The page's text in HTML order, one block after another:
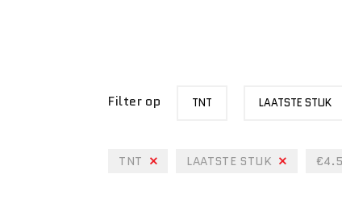
Filter op TNT LAATSTE STUK
TNT LAATSTE STUK